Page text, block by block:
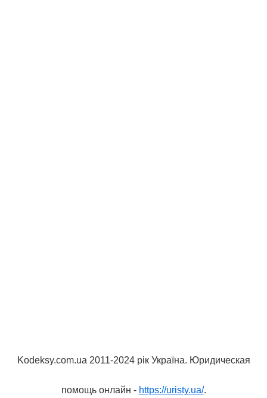
Kodeksy.com.ua 2011-2024 рік Україна. Юридическая
помощь онлайн - https://uristy.ua/.